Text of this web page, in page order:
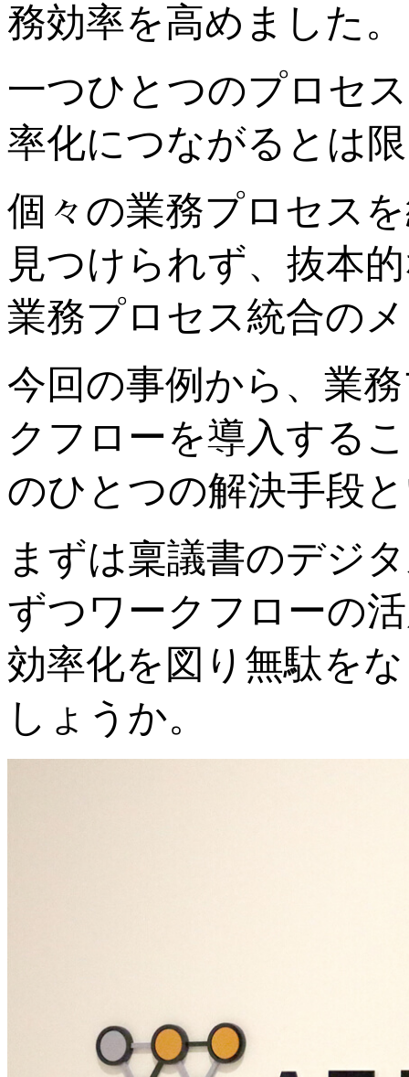
務効率を高めました。
一つひとつのプロセ
率化につながるとは
個々の業務プロセス
見つけられず、抜本
業務プロセス統合の
今回の事例から、業
クフローを導入する
のひとつの解決手段
まずは稟議書のデジ
ずつワークフローの
効率化を図り無駄を
しょうか。